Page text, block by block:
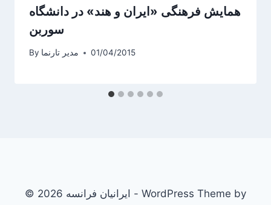
همایش فرهنگی «ایران و هند» در دانشگاه
سوربن
By مدیر تارنما 01/04/2015
© 2026 ایرانیان فرانسه - WordPress Theme by